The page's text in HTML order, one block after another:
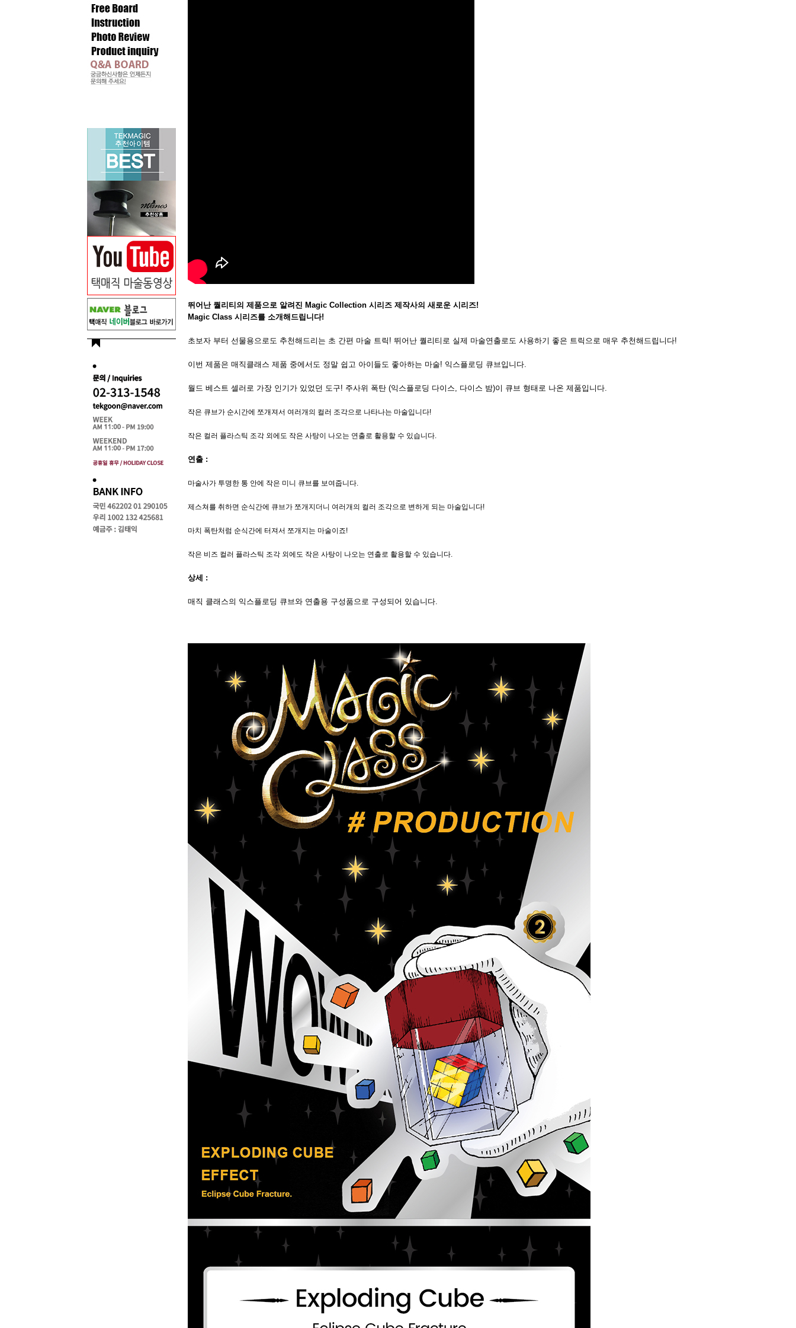
뛰어난 퀄리티의 제품으로 알려진 Magic Collection 시리즈 제작사의 새로운 시리즈!
Magic Class 시리즈를 소개해드립니다!
초보자 부터 선물용으로도 추천해드리는 초 간편 마술 트릭! 뛰어난 퀄리티로 실제 마술연출로도 사용하기 좋은 트릭으로 매우 추천해드립니다!
이번 제품은 매직클래스 제품 중에서도 정말 쉽고 아이들도 좋아하는 마술! 익스플로딩 큐브입니다.
월드 베스트 셀러로 가장 인기가 있었던 도구! 주사위 폭탄 (익스플로딩 다이스, 다이스 밤)이 큐브 형태로 나온 제품입니다.
작은 큐브가 순시간에 쪼개져서 여러개의 컬러 조각으로 나타나는 마술입니다!
작은 컬러 플라스틱 조각 외에도 작은 사탕이 나오는 연출로 활용할 수 있습니다.
연출 :
마술사가 투명한 통 안에 작은 미니 큐브를 보여줍니다.
제스쳐를 취하면 순식간에 큐브가 쪼개지더니 여러개의 컬러 조각으로 변하게 되는 마술입니다!
마치 폭탄처럼 순식간에 터져서 쪼개지는 마술이죠!
작은 비즈 컬러 플라스틱 조각 외에도 작은 사탕이 나오는 연출로 활용할 수 있습니다.
상세 :
매직 클래스의 익스플로딩 큐브와 연출용 구성품으로 구성되어 있습니다.